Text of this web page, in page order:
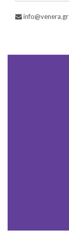
info@venera.gr